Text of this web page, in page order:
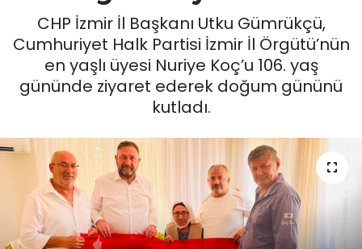
CHP İzmir İl Başkanı Utku Gümrükçü,
Cumhuriyet Halk Partisi İzmir İl Örgütü’nün
en yaşlı üyesi Nuriye Koç’u 106. yaş
gününde ziyaret ederek doğum gününü
kutladı.
English News
GÜNCEL
MAGAZİN
POLİTİKA
SAĞLIK
Haber Arşivi